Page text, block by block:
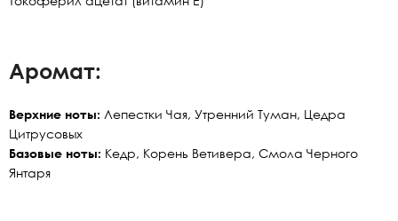
Аромат:
Верхние ноты: Лепестки Чая, Утренний Туман, Цедра
Цитрусовых
Базовые ноты: Кедр, Корень Ветивера, Смола Черного
Янтаря